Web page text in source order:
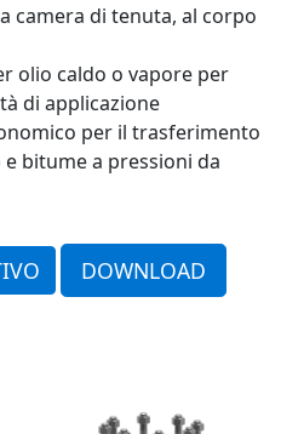
camera di tenuta, al corpo
olio caldo o vapore per
di applicazione
per il trasferimento
bitume a pressioni da
DOWNLOAD